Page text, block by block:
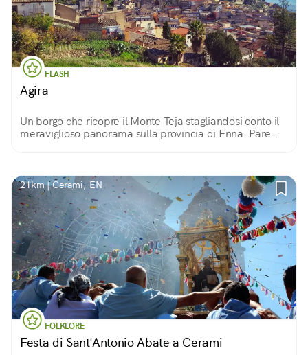
FLASH
Agira
Un borgo che ricopre il Monte Teja stagliandosi conto il
meraviglioso panorama sulla provincia di Enna. Pare
21km | Cerami, EN
FOLKLORE
Festa di Sant'Antonio Abate a Cerami